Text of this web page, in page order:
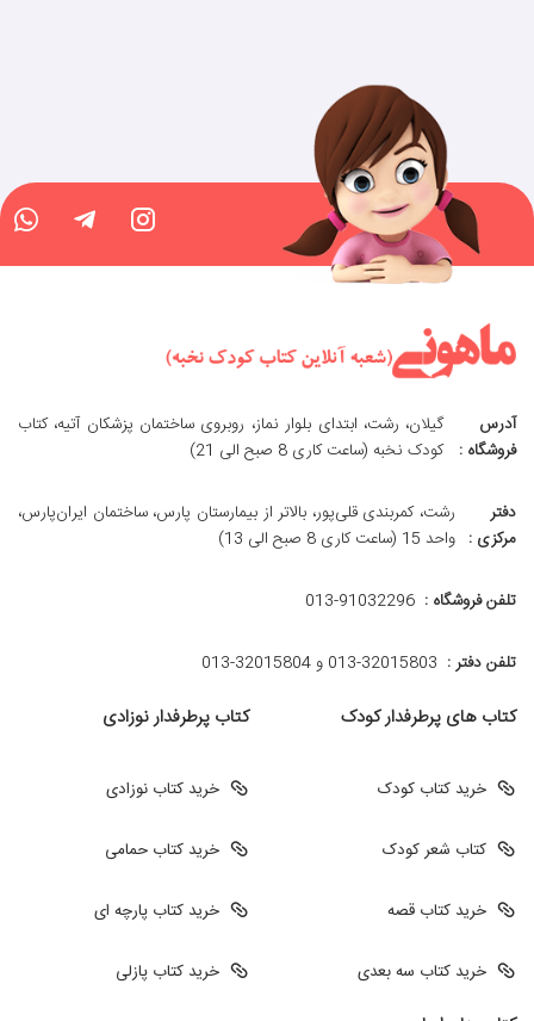
آدرس
فروشگاه :
گیلان، رشت، ابتدای بلوار نماز، روبروی ساختمان پزشکان آتیه، کتاب
کودک نخبه (ساعت کاری 8 صبح الی 21)
دفتر
مرکزی :
رشت، کمربندی قلی‌پور، بالاتر از بیمارستان پارس، ساختمان ایران‌پارس،
واحد 15 (ساعت کاری 8 صبح الی 13)
تلفن فروشگاه : 013-91032296
تلفن دفتر : 013-32015803 و 32015804-013
کتاب های پرطرفدار کودک
خرید کتاب کودک
کتاب شعر کودک
خرید کتاب قصه
خرید کتاب سه بعدی
کتاب پرطرفدار نوزادی
خرید کتاب نوزادی
خرید کتاب حمامی
خرید کتاب پارچه ای
خرید کتاب پازلی